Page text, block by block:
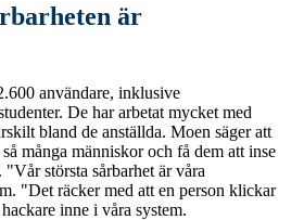
är
användare, inklusive
De har arbetat mycket med
bland de anställda. Moen säger att
många människor och få dem att inse
största sårbarhet är våra
"Det räcker med att en person klickar
inne i våra system.